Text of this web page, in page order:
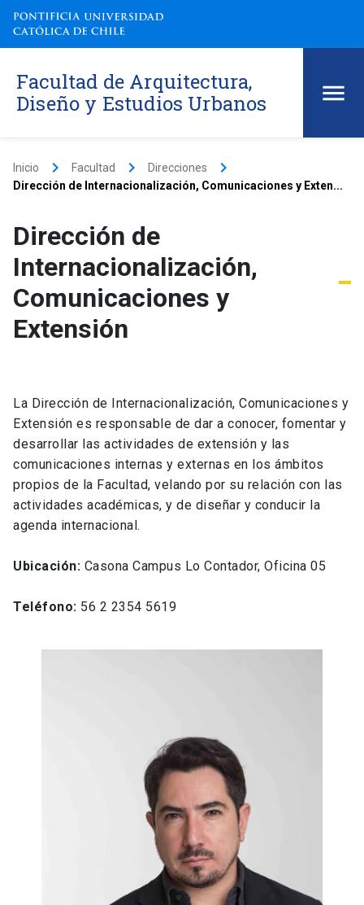
Facultad de Arquitectura,
Diseño y Estudios Urbanos
Inicio keyboard_arrow_right Facultad keyboard_arrow_right Direcciones keyboard_arrow_right
Dirección de Internacionalización, Comunicaciones y Exten...
Dirección de
Internacionalización,
Comunicaciones y
Extensión
La Dirección de Internacionalización, Comunicaciones y
Extensión es responsable de dar a conocer, fomentar y
desarrollar las actividades de extensión y las
comunicaciones internas y externas en los ámbitos
propios de la Facultad, velando por su relación con las
actividades académicas, y de diseñar y conducir la
agenda internacional.
Ubicación: Casona Campus Lo Contador, Oficina 05
Teléfono: 56 2 2354 5619